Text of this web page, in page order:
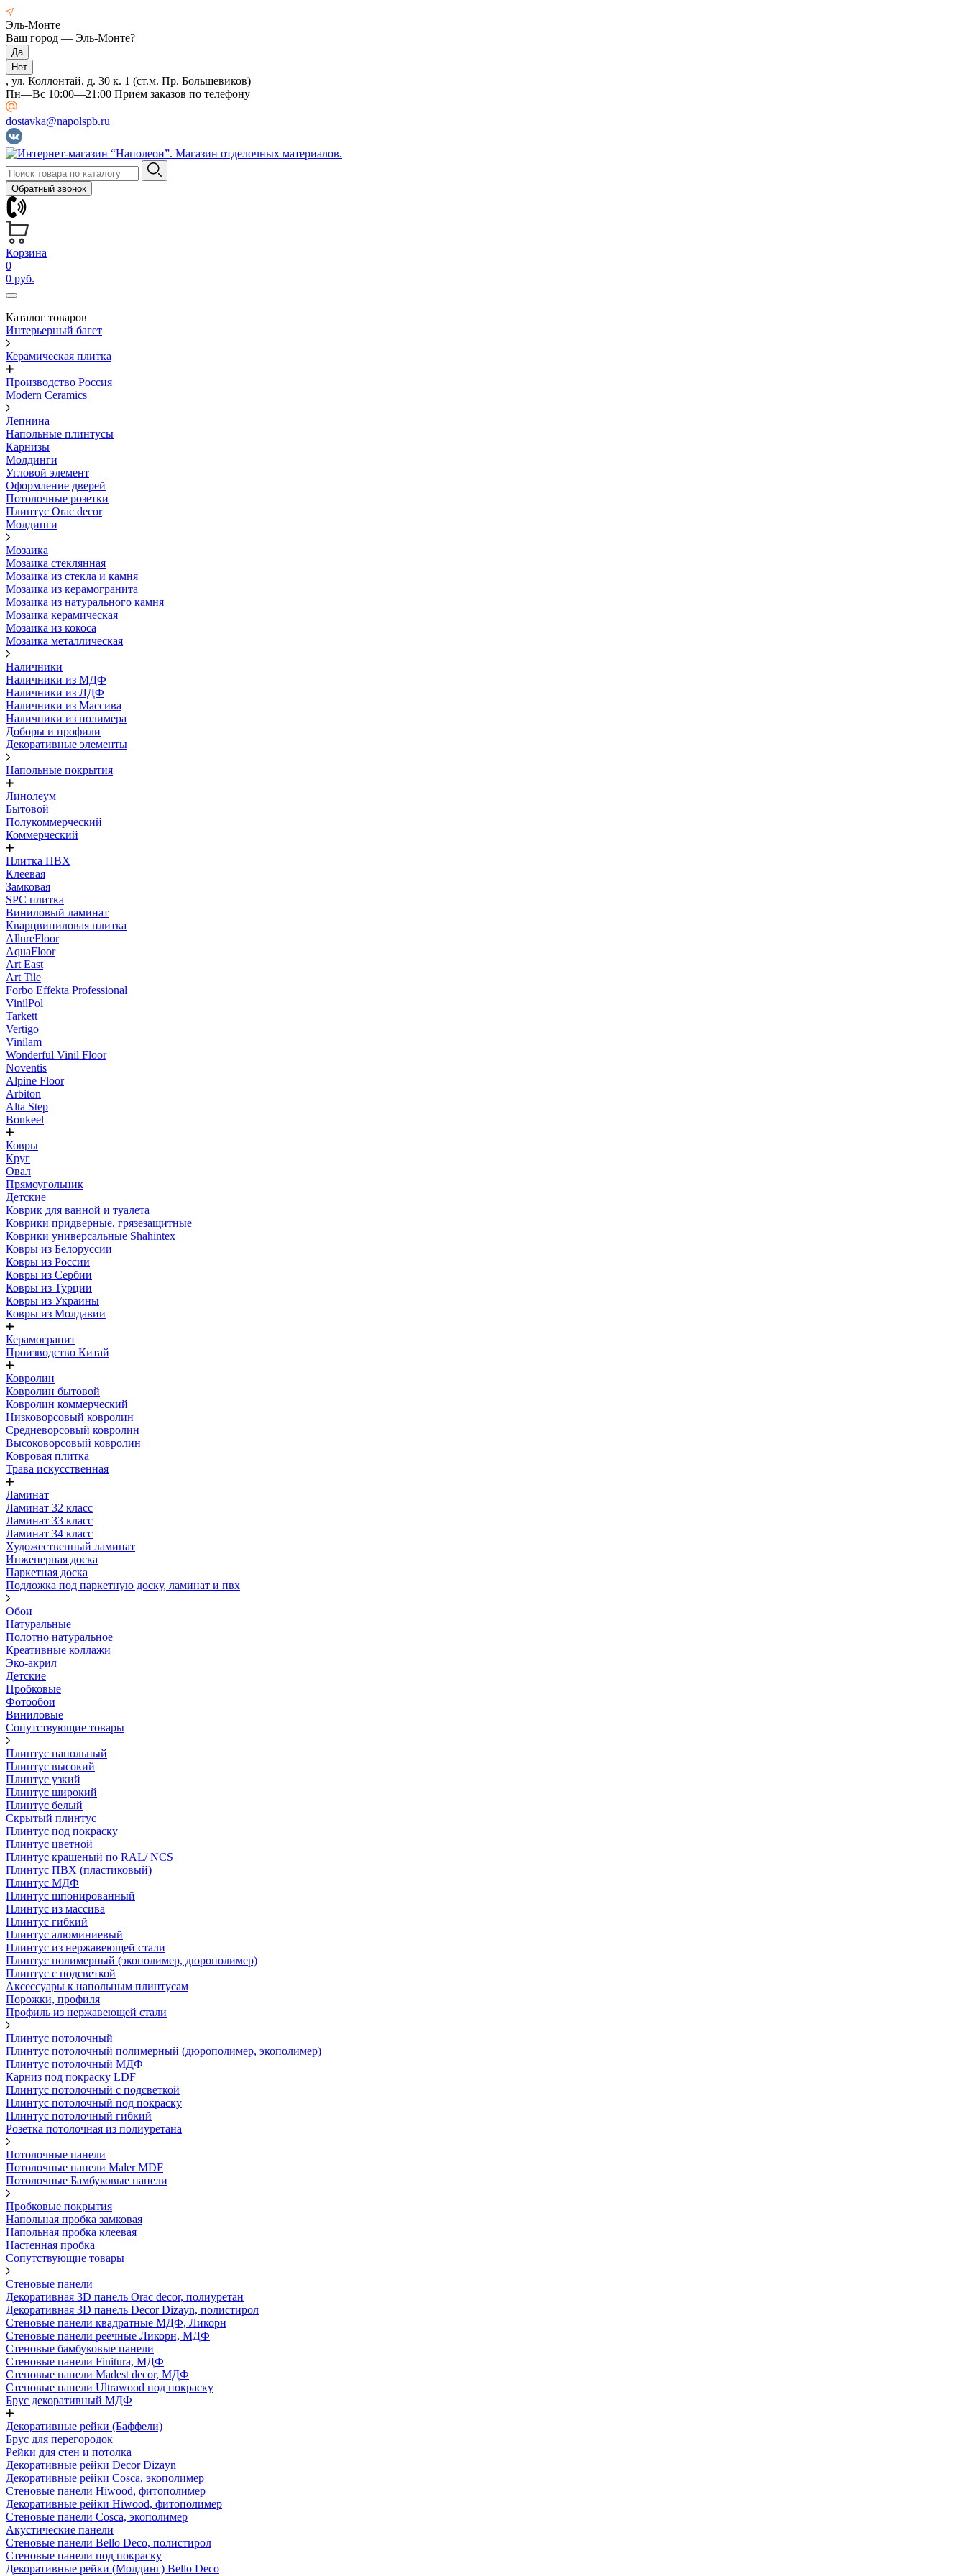
Эль-Монте
Ваш город — Эль-Монте?
, ул. Коллонтай, д. 30 к. 1 (ст.м. Пр. Большевиков)
Пн—Вс 10:00—21:00 Приём заказов по телефону
dostavka@napolspb.ru
Обратный звонок
Корзина
0
0 руб.
Каталог товаров
Интерьерный багет
Керамическая плитка
Производство Россия
Modern Ceramics
Лепнина
Напольные плинтусы
Карнизы
Молдинги
Угловой элемент
Оформление дверей
Потолочные розетки
Плинтус Orac decor
Молдинги
Мозаика
Мозаика стеклянная
Мозаика из стекла и камня
Мозаика из керамогранита
Мозаика из натурального камня
Мозаика керамическая
Мозаика из кокоса
Мозаика металлическая
Наличники
Наличники из МДФ
Наличники из ЛДФ
Наличники из Массива
Наличники из полимера
Доборы и профили
Декоративные элементы
Напольные покрытия
Линолеум
Бытовой
Полукоммерческий
Коммерческий
Плитка ПВХ
Клеевая
Замковая
SPC плитка
Виниловый ламинат
Кварцвиниловая плитка
AllureFloor
AquaFloor
Art East
Art Tile
Forbo Effekta Professional
VinilPol
Tarkett
Vertigo
Vinilam
Wonderful Vinil Floor
Noventis
Alpine Floor
Arbiton
Alta Step
Bonkeel
Ковры
Круг
Овал
Прямоугольник
Детские
Коврик для ванной и туалета
Коврики придверные, грязезащитные
Коврики универсальные Shahintex
Ковры из Белоруссии
Ковры из России
Ковры из Сербии
Ковры из Турции
Ковры из Украины
Ковры из Молдавии
Керамогранит
Производство Китай
Ковролин
Ковролин бытовой
Ковролин коммерческий
Низковорсовый ковролин
Средневорсовый ковролин
Высоковорсовый ковролин
Ковровая плитка
Трава искусственная
Ламинат
Ламинат 32 класс
Ламинат 33 класс
Ламинат 34 класс
Художественный ламинат
Инженерная доска
Паркетная доска
Подложка под паркетную доску, ламинат и пвх
Обои
Натуральные
Полотно натуральное
Креативные коллажи
Эко-акрил
Детские
Пробковые
Фотообои
Виниловые
Сопутствующие товары
Плинтус напольный
Плинтус высокий
Плинтус узкий
Плинтус широкий
Плинтус белый
Скрытый плинтус
Плинтус под покраску
Плинтус цветной
Плинтус крашеный по RAL/ NCS
Плинтус ПВХ (пластиковый)
Плинтус МДФ
Плинтус шпонированный
Плинтус из массива
Плинтус гибкий
Плинтус алюминиевый
Плинтус из нержавеющей стали
Плинтус полимерный (экополимер, дюрополимер)
Плинтус с подсветкой
Аксессуары к напольным плинтусам
Порожки, профиля
Профиль из нержавеющей стали
Плинтус потолочный
Плинтус потолочный полимерный (дюрополимер, экополимер)
Плинтус потолочный МДФ
Карниз под покраску LDF
Плинтус потолочный с подсветкой
Плинтус потолочный под покраску
Плинтус потолочный гибкий
Розетка потолочная из полиуретана
Потолочные панели
Потолочные панели Maler MDF
Потолочные Бамбуковые панели
Пробковые покрытия
Напольная пробка замковая
Напольная пробка клеевая
Настенная пробка
Сопутствующие товары
Стеновые панели
Декоративная 3D панель Orac decor, полиуретан
Декоративная 3D панель Decor Dizayn, полистирол
Стеновые панели квадратные МДФ, Ликорн
Стеновые панели реечные Ликорн, МДФ
Стеновые бамбуковые панели
Стеновые панели Finitura, МДФ
Стеновые панели Madest decor, МДФ
Стеновые панели Ultrawood под покраску
Брус декоративный МДФ
Декоративные рейки (Баффели)
Брус для перегородок
Рейки для стен и потолка
Декоративные рейки Decor Dizayn
Декоративные рейки Cosca, экополимер
Стеновые панели Hiwood, фитополимер
Декоративные рейки Hiwood, фитополимер
Стеновые панели Cosca, экополимер
Акустические панели
Стеновые панели Bello Deco, полистирол
Стеновые панели под покраску
Декоративные рейки (Молдинг) Bello Deco